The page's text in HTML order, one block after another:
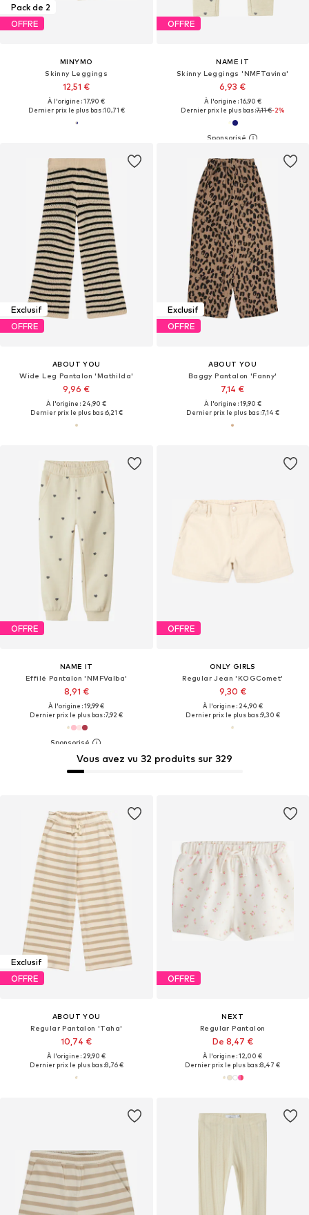
Pack de 2
OFFRE
MINYMO
Skinny Leggings
12,51 €
À l'origine : 17,90 €
Dernier prix le plus bas :10,71 €
OFFRE
NAME IT
Skinny Leggings 'NMFTavina'
6,93 €
À l'origine : 16,90 €
Dernier prix le plus bas :7,11 €-2%
Exclusif
OFFRE
ABOUT YOU
Wide Leg Pantalon 'Mathilda'
9,96 €
À l'origine : 24,90 €
Dernier prix le plus bas :6,21 €
Exclusif
OFFRE
ABOUT YOU
Baggy Pantalon 'Fanny'
7,14 €
À l'origine : 19,90 €
Dernier prix le plus bas :7,14 €
OFFRE
NAME IT
Effilé Pantalon 'NMFValba'
8,91 €
À l'origine : 19,99 €
Dernier prix le plus bas :7,92 €
OFFRE
ONLY GIRLS
Regular Jean 'KOGComet'
9,30 €
À l'origine : 24,90 €
Dernier prix le plus bas :9,30 €
Vous avez vu 32 produits sur 329
Exclusif
OFFRE
ABOUT YOU
Regular Pantalon 'Taha'
10,74 €
À l'origine : 29,90 €
Dernier prix le plus bas :8,76 €
OFFRE
NEXT
Regular Pantalon
De 8,47 €
À l'origine : 12,00 €
Dernier prix le plus bas :8,47 €